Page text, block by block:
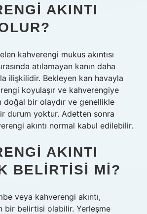
AKINTI
kahverengi mukus akıntısı
atılamayan kanın daha
ilişkilidir. Bekleyen kan havayla
koyulaşır ve kahverengiye
doğal bir olaydır ve genellikle
durum yoktur. Adetten sonra
akıntı normal kabul edilebilir.
AKINTI
BELIRTISI MI?
veya kahverengi akıntı,
bir belirtisi olabilir. Yerleşme